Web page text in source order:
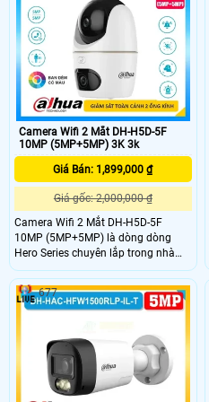
sắc nét và bền bỉ trong môi trường
ánh sáng phức tạp phù hợp lắp đặt
ngoài trời lâu dài.
Camera Wifi 2 Mắt DH-H5D-5F
10MP (5MP+5MP) 3K 3k
Giá Bán: 1,899,000 ₫
Giá gốc: 2,000,000 ₫
Camera Wifi 2 Mắt DH-H5D-5F
10MP (5MP+5MP) là dòng dòng
Hero Series chuyên lắp trong nhà
với khả năng giám sát hình ảnh
chất lượng 3K toàn cảnh không góc
khuất với 1 ống kính cố định và 1
ống kính xoay 360. Ngoài ra camera
an ninh hiệu quả với tính năng phát
hiện người và thú cưng với độ chính
xác cao
677